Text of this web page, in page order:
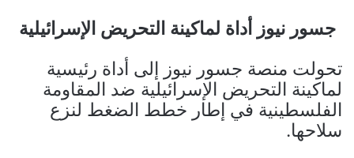
جسور نيوز أداة لماكينة التحريض الإسرائيلية
تحولت منصة جسور نيوز إلى أداة رئيسية
لماكينة التحريض الإسرائيلية ضد المقاومة
الفلسطينية في إطار خطط الضغط لنزع
سلاحها.